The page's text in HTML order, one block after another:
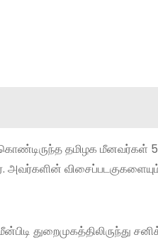
தமிழக மீனவர்கள்
அவர்களின்
துறைமுகத்திலிருந்து